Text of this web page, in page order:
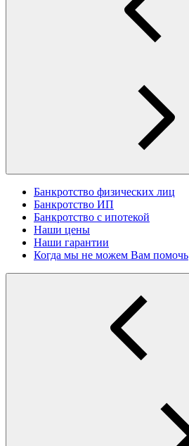
Банкротство физических лиц
Банкротство ИП
Банкротство с ипотекой
Наши цены
Наши гарантии
Когда мы не можем Вам помочь